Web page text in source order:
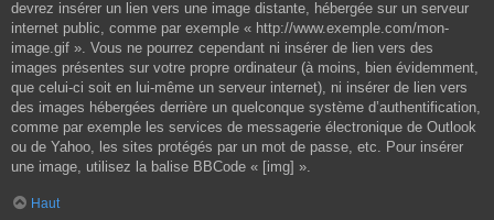
devrez insérer un lien vers une image distante, hébergée sur un serveur
internet public, comme par exemple « http://www.exemple.com/mon-
image.gif ». Vous ne pourrez cependant ni insérer de lien vers des
images présentes sur votre propre ordinateur (à moins, bien évidemment,
que celui-ci soit en lui-même un serveur internet), ni insérer de lien vers
des images hébergées derrière un quelconque système d’authentification,
comme par exemple les services de messagerie électronique de Outlook
ou de Yahoo, les sites protégés par un mot de passe, etc. Pour insérer
une image, utilisez la balise BBCode « [img] ».
Haut